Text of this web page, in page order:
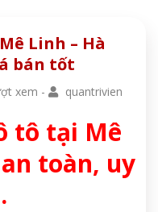
Linh – Hà
bán tốt
xem - quantrivien
tô tại Mê
toàn, uy